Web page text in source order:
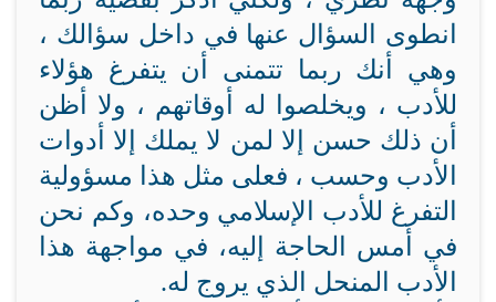
انطوى السؤال عنها في داخل سؤالك ،
وهي أنك ربما تتمنى أن يتفرغ هؤلاء
للأدب ، ويخلصوا له أوقاتهم ، ولا أظن
أن ذلك حسن إلا لمن لا يملك إلا أدوات
الأدب وحسب ، فعلى مثل هذا مسؤولية
التفرغ للأدب الإسلامي وحده، وكم نحن
في أمس الحاجة إليه، في مواجهة هذا
الأدب المنحل الذي يروج له.